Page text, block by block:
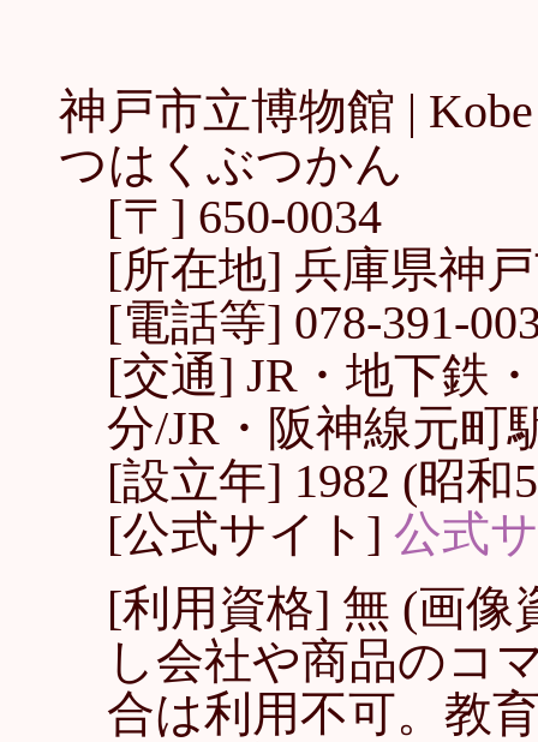
神戸市立博物館 |
つはくぶつかん
[〒] 650-0034
[所在地] 兵庫県神
[電話等] 078-391-
[交通] JR・地下鉄
分/JR・阪神線元町
[設立年] 1982 (昭和
[公式サイト] 公式
[利用資格] 無 (画
し会社や商品のコ
合は利用不可。教